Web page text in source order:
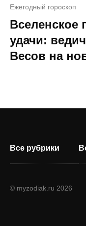
Ежегодный гороскоп
Вселенское
удачи:
Весов на
Все рубрики
© myzodiak.ru 2026